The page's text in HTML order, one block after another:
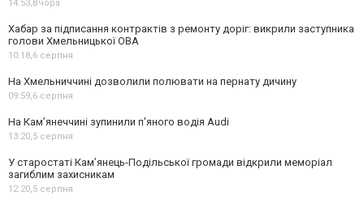
14:53,Вчора
Хабар за підписання контрактів з ремонту доріг: викрили заступника
голови Хмельницької ОВА
10:18,6 серпня
На Хмельниччині дозволили полювати на пернату дичину
09:59,6 серпня
На Камʼянеччині зупинили п'яного водія Audi
13:20,5 серпня
У старостаті Кам’янець-Подільської громади відкрили меморіал
загиблим захисникам
12:20,5 серпня